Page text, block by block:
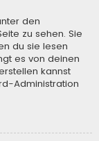
den
zu sehen. Sie
du sie lesen
es von deinen
kannst
Administration